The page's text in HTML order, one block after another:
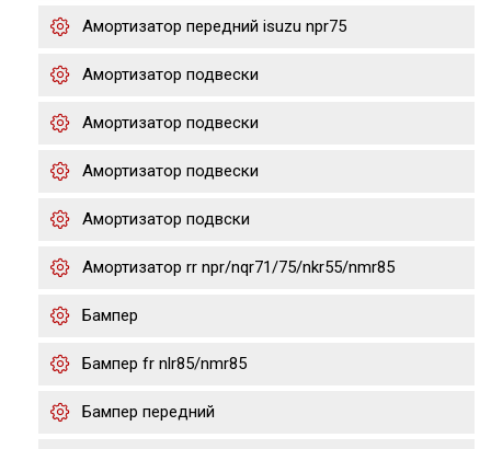
Амортизатор передний isuzu npr75
Амортизатор подвески
Амортизатор подвески
Амортизатор подвески
Амортизатор подвски
Амортизатор rr npr/nqr71/75/nkr55/nmr85
Бампер
Бампер fr nlr85/nmr85
Бампер передний